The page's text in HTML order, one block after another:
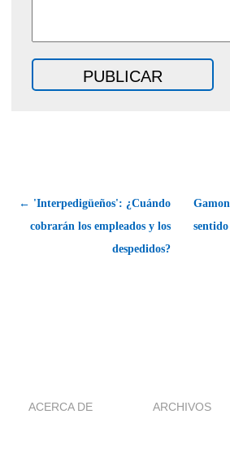
← 'Interpedigüeños': ¿Cuándo
cobrarán los empleados y los
despedidos?
ACERCA DE ARCHIVOS